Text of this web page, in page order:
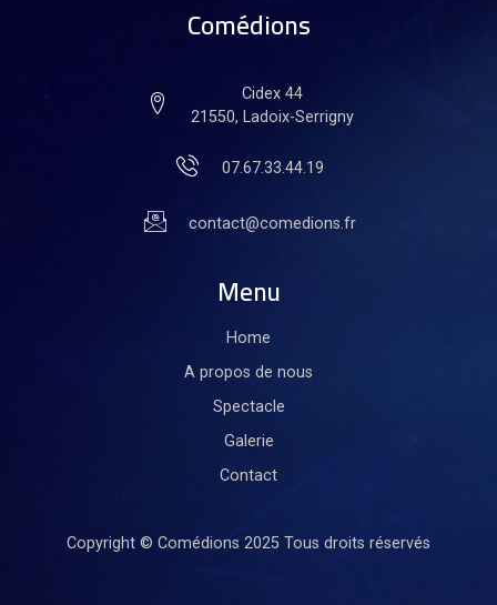
Comédions
Cidex 44
21550, Ladoix-Serrigny
07.67.33.44.19
contact@comedions.fr
Menu
Home
A propos de nous
Spectacle
Galerie
Contact
Copyright © Comédions 2025 Tous droits réservés